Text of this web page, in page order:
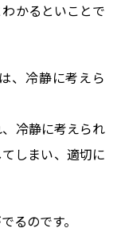
かるといことで
、冷静に考えら
冷静に考えられ
しまい、適切に
るのです。